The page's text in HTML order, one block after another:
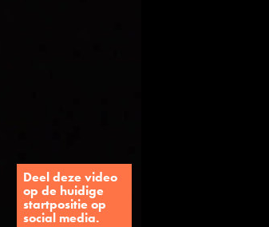
Deel deze video
op de huidige
startpositie op
social media.